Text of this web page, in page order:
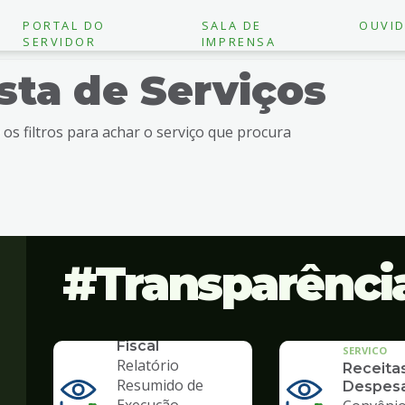
PORTAL DO
SERVIDOR
SALA DE
IMPRENSA
de Serviços
os filtros para achar o serviço que procura
SERVICO
Fiscal
Relatório
Resumido de
SERVICO